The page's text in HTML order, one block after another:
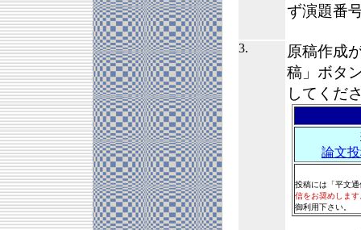
ず演題番
3.
原稿作成
稿」ボタ
してくだ
論文
投稿には「平文
信をお奨めします
御利用下さい。